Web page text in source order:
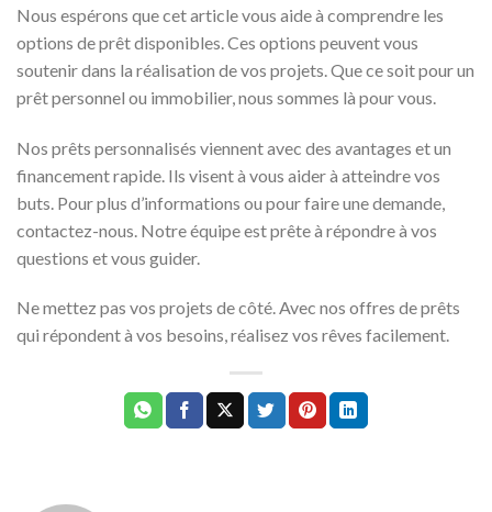
Nous espérons que cet article vous aide à comprendre les
options de prêt disponibles. Ces options peuvent vous
soutenir dans la réalisation de vos projets. Que ce soit pour un
prêt personnel ou immobilier, nous sommes là pour vous.
Nos prêts personnalisés viennent avec des avantages et un
financement rapide. Ils visent à vous aider à atteindre vos
buts. Pour plus d’informations ou pour faire une demande,
contactez-nous. Notre équipe est prête à répondre à vos
questions et vous guider.
Ne mettez pas vos projets de côté. Avec nos offres de prêts
qui répondent à vos besoins, réalisez vos rêves facilement.